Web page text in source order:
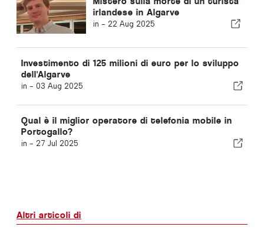
irlandese in Algarve
in - 22 Aug 2025
Investimento di 125 milioni di euro per lo sviluppo
dell'Algarve
in - 03 Aug 2025
Qual è il miglior operatore di telefonia mobile in
Portogallo?
in - 27 Jul 2025
Altri articoli di